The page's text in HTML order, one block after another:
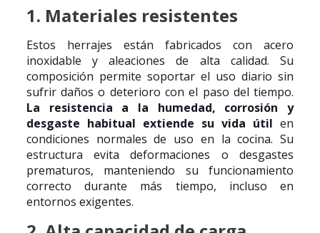
1. Materiales resistentes
Estos herrajes están fabricados con acero
inoxidable y aleaciones de alta calidad. Su
composición permite soportar el uso diario sin
sufrir daños o deterioro con el paso del tiempo.
La resistencia a la humedad, corrosión y
desgaste habitual extiende su vida útil en
condiciones normales de uso en la cocina. Su
estructura evita deformaciones o desgastes
prematuros, manteniendo su funcionamiento
correcto durante más tiempo, incluso en
entornos exigentes.